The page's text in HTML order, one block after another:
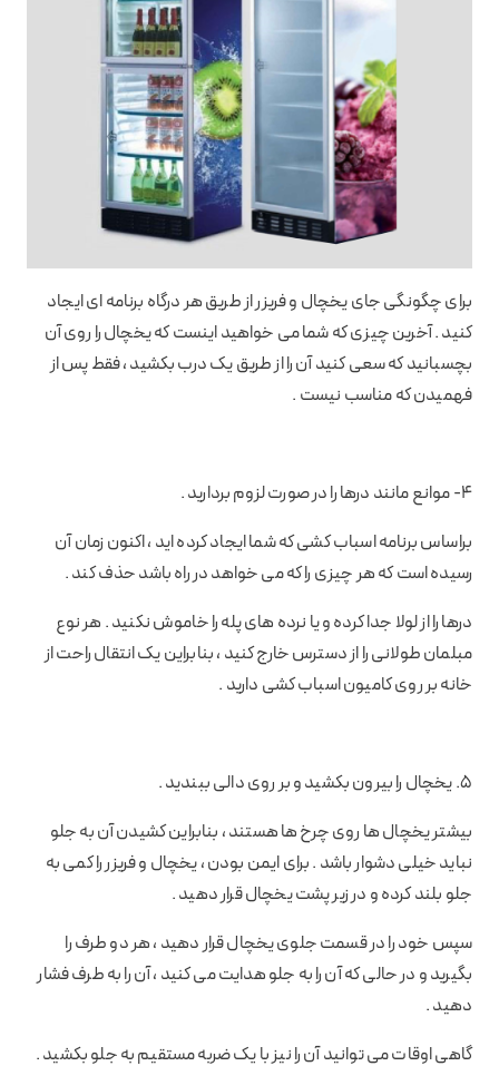
برای چگونگی جای یخچال و فریزر از طریق هر درگاه برنامه ای ایجاد
کنید . آخرین چیزی که شما می خواهید اینست که یخچال را روی آن
بچسبانید که سعی کنید آن را از طریق یک درب بکشید ، فقط پس از
فهمیدن که مناسب نیست .
4- موانع مانند درها را در صورت لزوم بردارید .
براساس برنامه اسباب کشی که شما ایجاد کرده اید ، اکنون زمان آن
رسیده است که هر چیزی را که می خواهد در راه باشد حذف کند .
درها را از لولا جدا کرده و یا نرده های پله را خاموش نکنید . هر نوع
مبلمان طولانی را از دسترس خارج کنید ، بنابراین یک انتقال راحت از
خانه بر روی کامیون اسباب کشی دارید .
5. یخچال را بیرون بکشید و بر روی دالی ببندید .
بیشتر یخچال ها روی چرخ ها هستند ، بنابراین کشیدن آن به جلو
نباید خیلی دشوار باشد . برای ایمن بودن ، یخچال و فریزر را کمی به
جلو بلند کرده و در زیر پشت یخچال قرار دهید .
سپس خود را در قسمت جلوی یخچال قرار دهید ، هر دو طرف را
بگیرید و در حالی که آن را به جلو هدایت می کنید ، آن را به طرف فشار
دهید .
گاهی اوقات می توانید آن را نیز با یک ضربه مستقیم به جلو بکشید .